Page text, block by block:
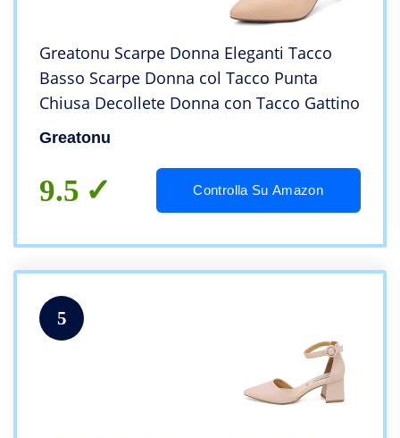
Greatonu Scarpe Donna Eleganti Tacco
Basso Scarpe Donna col Tacco Punta
Chiusa Decollete Donna con Tacco Gattino
Greatonu
9.5 Controlla Su Amazon
5